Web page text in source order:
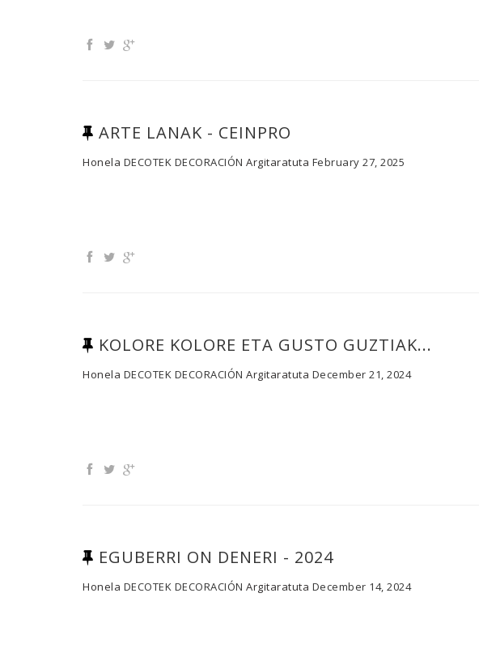
ARTE LANAK - CEINPRO
Honela DECOTEK DECORACIÓN Argitaratuta February 27, 2025
KOLORE KOLORE ETA GUSTO GUZTIAK...
Honela DECOTEK DECORACIÓN Argitaratuta December 21, 2024
EGUBERRI ON DENERI - 2024
Honela DECOTEK DECORACIÓN Argitaratuta December 14, 2024